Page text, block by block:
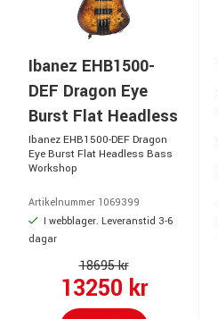
Ibanez EHB1500-
DEF Dragon Eye
Burst Flat Headless
Ibanez EHB1500-DEF Dragon
Eye Burst Flat Headless Bass
Workshop
Artikelnummer 1069399
I webblager. Leveranstid 3-6
dagar
18695 kr
13250 kr